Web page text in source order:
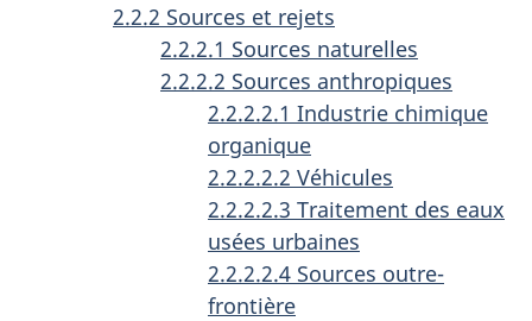
2.2.2 Sources et rejets
2.2.2.1 Sources naturelles
2.2.2.2 Sources anthropiques
2.2.2.2.1 Industrie chimique
organique
2.2.2.2.2 Véhicules
2.2.2.2.3 Traitement des eaux
usées urbaines
2.2.2.2.4 Sources outre-
frontière